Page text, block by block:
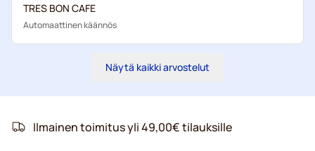
TRES BON CAFE
Automaattinen käännös
Näytä kaikki arvostelut
Ilmainen toimitus yli 49,00€ tilauksille